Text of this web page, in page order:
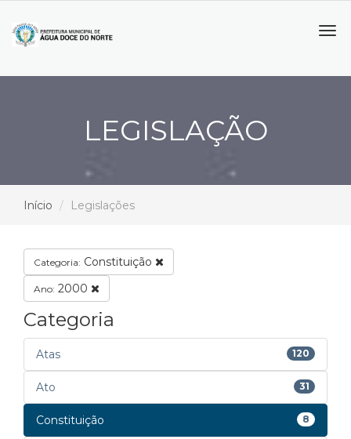
LEGISLAÇÃO
Início Legislações
Categoria: Constituição
Ano: 2000
Categoria
Atas 120
Ato 31
Constituição 8